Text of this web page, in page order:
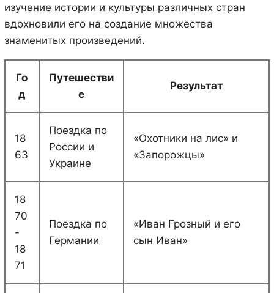
изучение истории и культуры различных стран
вдохновили его на создание множества
знаменитых произведений.
Го
д
Путешестви
е
Результат
18
63
Поездка по
России и
Украине
«Охотники на лис» и
«Запорожцы»
18
70
-
18
71
Поездка по
Германии
«Иван Грозный и его
сын Иван»